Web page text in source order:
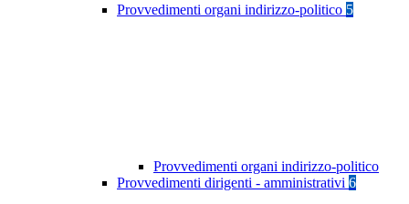
Provvedimenti organi indirizzo-politico 5
Provvedimenti organi indirizzo-politico
Provvedimenti dirigenti - amministrativi 6